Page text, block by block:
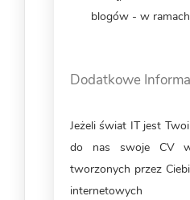
blogów - w
Dodatkowe
Jeżeli świat IT jest
do nas swoje CV
tworzonych przez
internetowych